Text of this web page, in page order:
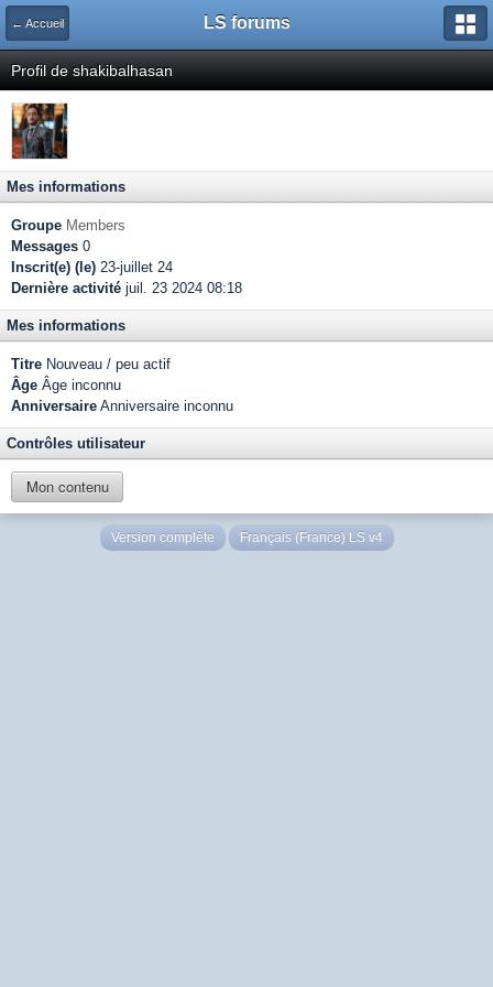
← Accueil LS forums
Profil de shakibalhasan
Mes informations
Groupe Members
Messages 0
Inscrit(e) (le) 23-juillet 24
Dernière activité juil. 23 2024 08:18
Mes informations
Titre Nouveau / peu actif
Âge Âge inconnu
Anniversaire Anniversaire inconnu
Contrôles utilisateur
Mon contenu
Version complète Français (France) LS v4